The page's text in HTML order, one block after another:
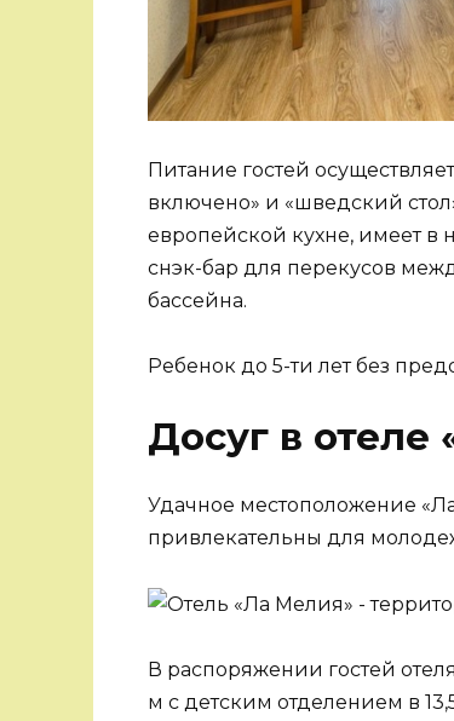
Питание гостей
включено» и «шведский
европейской кухне, имеет
снэк-бар для перекусов
бассейна.
Ребенок до 5-ти лет без
Досуг в
Удачное местоположение
привлекательны для
В распоряжении гостей
м с детским отделением в